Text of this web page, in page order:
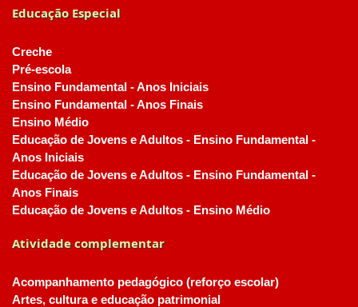
Educação Especial
Creche
Pré-escola
Ensino Fundamental - Anos Iniciais
Ensino Fundamental - Anos Finais
Ensino Médio
Educação de Jovens e Adultos - Ensino Fundamental -
Anos Iniciais
Educação de Jovens e Adultos - Ensino Fundamental -
Anos Finais
Educação de Jovens e Adultos - Ensino Médio
Atividade complementar
Acompanhamento pedagógico (reforço escolar)
Artes, cultura e educação patrimonial